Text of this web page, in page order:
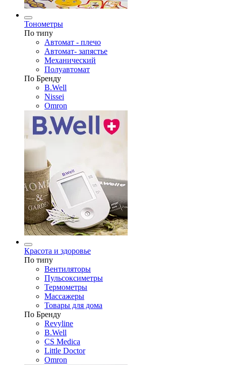
Тонометры
По типу
Автомат - плечо
Автомат- запястье
Механический
Полуавтомат
По Бренду
B.Well
Nissei
Omron
Красота и здоровье
По типу
Вентиляторы
Пульсоксиметры
Термометры
Массажеры
Товары для дома
По Бренду
Revyline
B.Well
CS Medica
Little Doctor
Omron